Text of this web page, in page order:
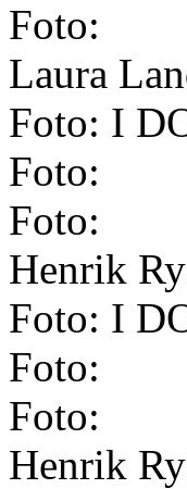
Foto:
Laura
Foto: I
Foto:
Foto:
Henrik
Foto: I
Foto:
Foto:
Henrik